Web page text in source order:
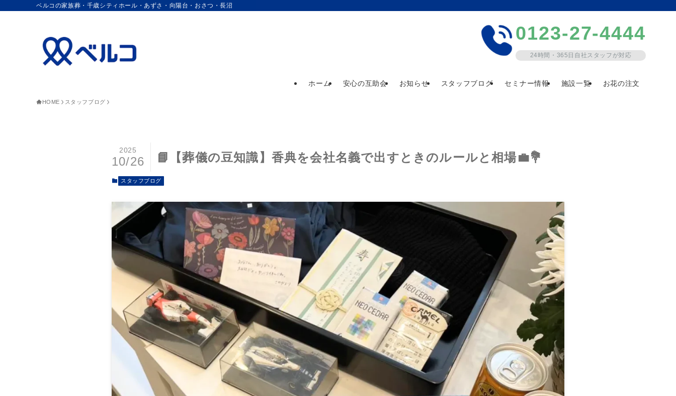
ベルコの家族葬・千歳シティホール・あずさ・向陽台・おさつ・長沼
ホーム 安心の互助会 お知らせ スタッフブログ セミナー情報 施設一覧 お花の注文
0123-27-4444
24時間・365日自社スタッフが対応
HOME スタッフブログ
📘【葬儀の豆知識】香典を会社名義で出すときのルールと相場💼💐
2025
10/26
スタッフブログ